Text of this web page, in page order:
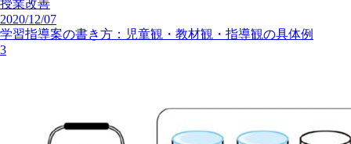
授業改善
2020/12/07
学習指導案の書き方：児童観・教材観・指導観の具体例
3